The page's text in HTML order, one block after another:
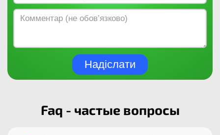
Надіслати
Faq - частые вопросы